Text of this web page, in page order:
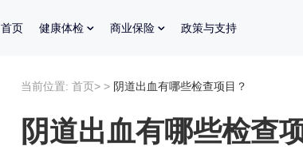
首页 健康体检 商业保险 政策与支持
当前位置: 首页> > 阴道出血有哪些检查项目？
阴道出血有哪些检查